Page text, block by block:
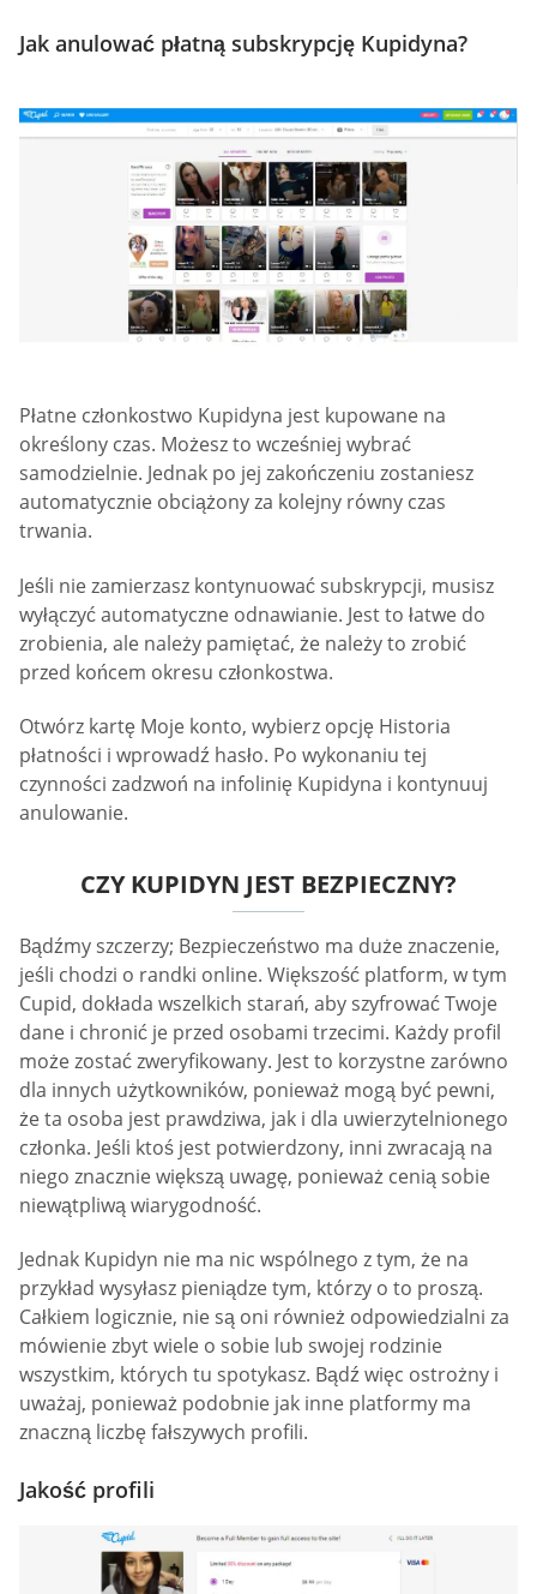
Jak anulować płatną subskrypcję Kupidyna?
Płatne członkostwo Kupidyna jest kupowane na
określony czas. Możesz to wcześniej wybrać
samodzielnie. Jednak po jej zakończeniu zostaniesz
automatycznie obciążony za kolejny równy czas
trwania.
Jeśli nie zamierzasz kontynuować subskrypcji, musisz
wyłączyć automatyczne odnawianie. Jest to łatwe do
zrobienia, ale należy pamiętać, że należy to zrobić
przed końcem okresu członkostwa.
Otwórz kartę Moje konto, wybierz opcję Historia
płatności i wprowadź hasło. Po wykonaniu tej
czynności zadzwoń na infolinię Kupidyna i kontynuuj
anulowanie.
CZY KUPIDYN JEST BEZPIECZNY?
Bądźmy szczerzy; Bezpieczeństwo ma duże znaczenie,
jeśli chodzi o randki online. Większość platform, w tym
Cupid, dokłada wszelkich starań, aby szyfrować Twoje
dane i chronić je przed osobami trzecimi. Każdy profil
może zostać zweryfikowany. Jest to korzystne zarówno
dla innych użytkowników, ponieważ mogą być pewni,
że ta osoba jest prawdziwa, jak i dla uwierzytelnionego
członka. Jeśli ktoś jest potwierdzony, inni zwracają na
niego znacznie większą uwagę, ponieważ cenią sobie
niewątpliwą wiarygodność.
Jednak Kupidyn nie ma nic wspólnego z tym, że na
przykład wysyłasz pieniądze tym, którzy o to proszą.
Całkiem logicznie, nie są oni również odpowiedzialni za
mówienie zbyt wiele o sobie lub swojej rodzinie
wszystkim, których tu spotykasz. Bądź więc ostrożny i
uważaj, ponieważ podobnie jak inne platformy ma
znaczną liczbę fałszywych profili.
Jakość profili